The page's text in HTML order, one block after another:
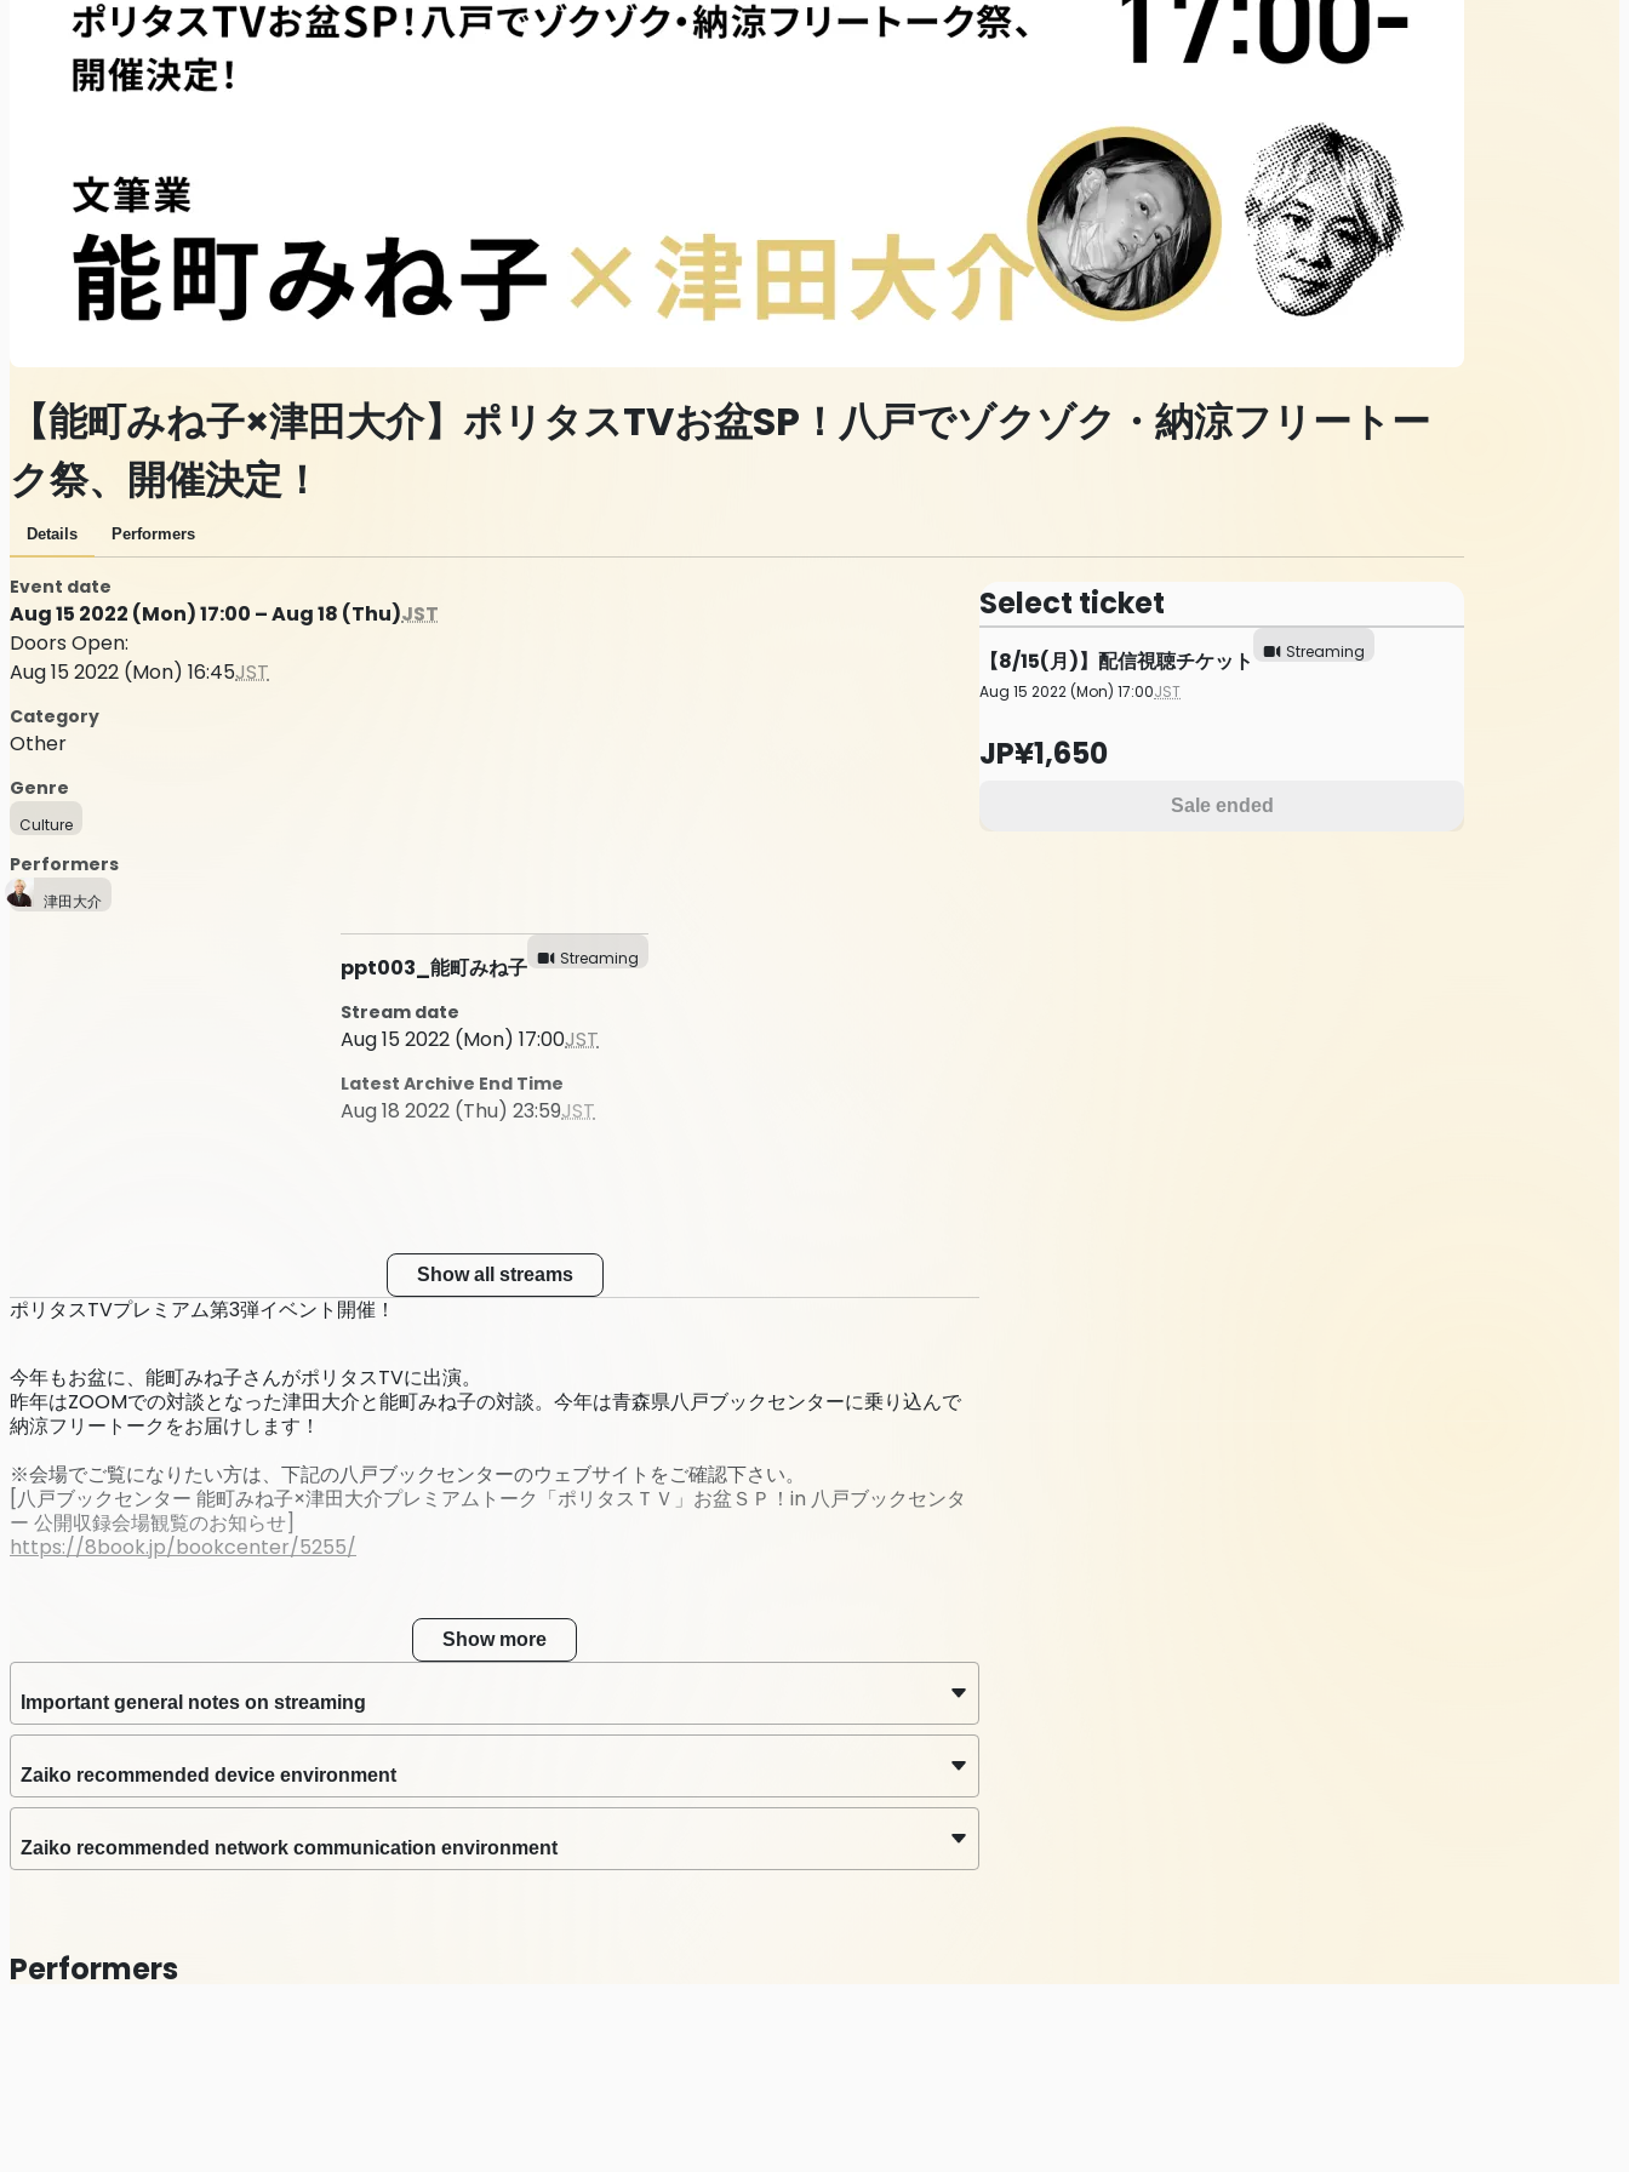
【能町みね子×津田大介】ポリタスTVお盆SP！八戸でゾクゾク・納涼フリートー
ク祭、開催決定！
Details Performers
Event date
Aug 15 2022 (Mon) 17:00 – Aug 18 (Thu)JST
Doors Open:
Aug 15 2022 (Mon) 16:45JST
Category
Other
Genre
Culture
Performers
津田大介
ppt003_能町みね子 Streaming
Stream date
Aug 15 2022 (Mon) 17:00JST
Latest Archive End Time
Aug 18 2022 (Thu) 23:59JST
Show all streams
ポリタスTVプレミアム第3弾イベント開催！
今年もお盆に、能町みね子さんがポリタスTVに出演。
昨年はZOOMでの対談となった津田大介と能町みね子の対談。今年は青森県八戸ブックセンターに乗り込んで
納涼フリートークをお届けします！
※会場でご覧になりたい方は、下記の八戸ブックセンターのウェブサイトをご確認下さい。
[八戸ブックセンター 能町みね子×津田大介プレミアムトーク「ポリタスＴＶ」お盆ＳＰ！in 八戸ブックセンタ
ー 公開収録会場観覧のお知らせ]
https://8book.jp/bookcenter/5255/
Show more
Important general notes on streaming
Zaiko recommended device environment
Zaiko recommended network communication environment
Performers
Select ticket
【8/15(月)】配信視聴チケット
Streaming
Aug 15 2022 (Mon) 17:00JST
JP¥1,650
Sale ended